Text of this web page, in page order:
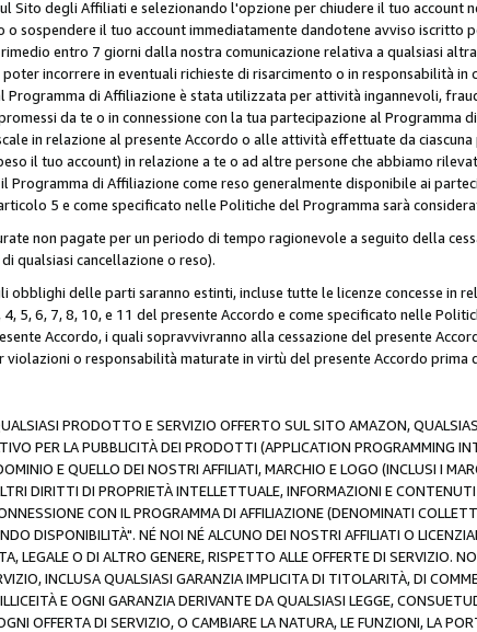
Sito degli Affiliati e selezionando l'opzione per chiudere il tuo account
sospendere il tuo account immediatamente dandotene avviso iscritto
entro 7 giorni dalla nostra comunicazione relativa a qualsiasi
incorrere in eventuali richieste di risarcimento o in responsabilità in
Programma di Affiliazione è stata utilizzata per attività ingannevoli,
da te o in connessione con la tua partecipazione al Programma
in relazione al presente Accordo o alle attività effettuate da
il tuo account) in relazione a te o ad altre persone che abbiamo
Programma di Affiliazione come reso generalmente disponibile ai
5 e come specificato nelle Politiche del Programma sarà
non pagate per un periodo di tempo ragionevole a seguito della
qualsiasi cancellazione o reso).
delle parti saranno estinti, incluse tutte le licenze concesse in
5, 6, 7, 8, 10, e 11 del presente Accordo e come specificato nelle
Accordo, i quali sopravvivranno alla cessazione del presente
o responsabilità maturate in virtù del presente Accordo prima
PRODOTTO E SERVIZIO OFFERTO SUL SITO AMAZON,
PER LA PUBBLICITÀ DEI PRODOTTI (APPLICATION PROGRAMMING
E QUELLO DEI NOSTRI AFFILIATI, MARCHIO E LOGO (INCLUSI I
DIRITTI DI PROPRIETÀ INTELLETTUALE, INFORMAZIONI E
CON IL PROGRAMMA DI AFFILIAZIONE (DENOMINATI
DISPONIBILITÀ". NÉ NOI NÉ ALCUNO DEI NOSTRI AFFILIATI O
LEGALE O DI ALTRO GENERE, RISPETTO ALLE OFFERTE DI SERVIZIO.
INCLUSA QUALSIASI GARANZIA IMPLICITA DI TITOLARITÀ, DI
E OGNI GARANZIA DERIVANTE DA QUALSIASI LEGGE,
OFFERTA DI SERVIZIO, O CAMBIARE LA NATURA, LE FUNZIONI, LA